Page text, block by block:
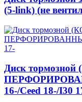
(5-link) (не
Диск
16-/Ceed 18-/I30